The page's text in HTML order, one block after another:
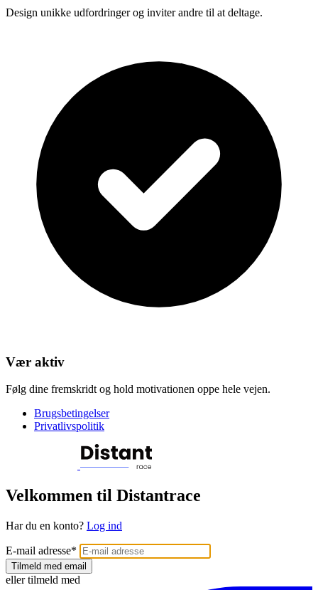
Design unikke udfordringer og inviter andre til at deltage.
Vær aktiv
Følg dine fremskridt og hold motivationen oppe hele vejen.
Brugsbetingelser
Privatlivspolitik
Velkommen til Distantrace
Har du en konto? Log ind
E-mail adresse*
Tilmeld med email
eller tilmeld med